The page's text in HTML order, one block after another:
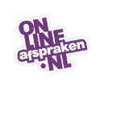
Naar
hoofdinhoud